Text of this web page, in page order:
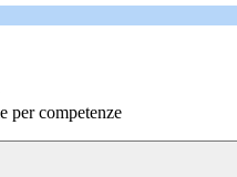
per competenze